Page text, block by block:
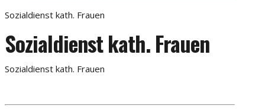
Sozialdienst kath. Frauen
Sozialdienst kath. Frauen
Sozialdienst kath. Frauen